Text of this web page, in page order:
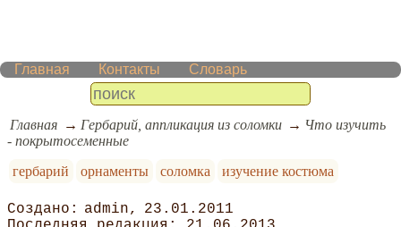
Главная Контакты Словарь
Главная Гербарий, аппликация из соломки
Что изучить
- покрытосеменные
гербарий
орнаменты соломка изучение костюма
admin
23.01.2011